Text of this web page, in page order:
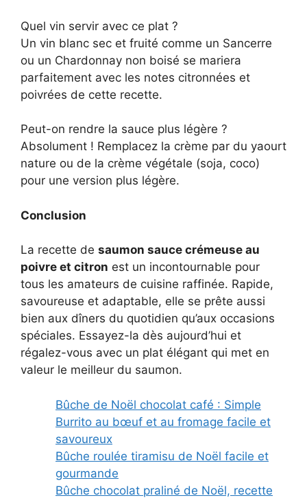
Quel vin servir avec ce plat ?
Un vin blanc sec et fruité comme un Sancerre
ou un Chardonnay non boisé se mariera
parfaitement avec les notes citronnées et
poivrées de cette recette.
Peut-on rendre la sauce plus légère ?
Absolument ! Remplacez la crème par du yaourt
nature ou de la crème végétale (soja, coco)
pour une version plus légère.
Conclusion
La recette de saumon sauce crémeuse au
poivre et citron est un incontournable pour
tous les amateurs de cuisine raffinée. Rapide,
savoureuse et adaptable, elle se prête aussi
bien aux dîners du quotidien qu’aux occasions
spéciales. Essayez-la dès aujourd’hui et
régalez-vous avec un plat élégant qui met en
valeur le meilleur du saumon.
Bûche de Noël chocolat café : Simple
Burrito au bœuf et au fromage facile et
savoureux
Bûche roulée tiramisu de Noël facile et
gourmande
Bûche chocolat praliné de Noël, recette